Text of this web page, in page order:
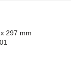
297 mm